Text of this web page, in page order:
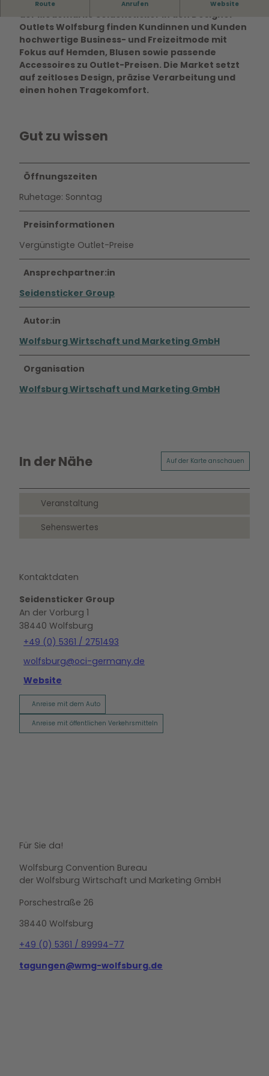
Route Anrufen Website
der Modemarke Seidensticker in den Designer
Outlets Wolfsburg finden Kundinnen und Kunden
hochwertige Business- und Freizeitmode mit
Fokus auf Hemden, Blusen sowie passende
Accessoires zu Outlet-Preisen. Die Market setzt
auf zeitloses Design, präzise Verarbeitung und
einen hohen Tragekomfort.
Gut zu wissen
Öffnungszeiten
Ruhetage: Sonntag
Preisinformationen
Vergünstigte Outlet-Preise
Ansprechpartner:in
Seidensticker Group
Autor:in
Wolfsburg Wirtschaft und Marketing GmbH
Organisation
Wolfsburg Wirtschaft und Marketing GmbH
In der Nähe Auf der Karte anschauen
Veranstaltung
Sehenswertes
Kontaktdaten
Seidensticker Group
An der Vorburg 1
38440 Wolfsburg
+49 (0) 5361 / 2751493
wolfsburg@oci-germany.de
Website
Anreise mit dem Auto
Anreise mit öffentlichen Verkehrsmitteln
Für Sie da!
Wolfsburg Convention Bureau
der Wolfsburg Wirtschaft und Marketing GmbH
Porschestraße 26
38440 Wolfsburg
+49 (0) 5361 / 89994-77
tagungen@wmg-wolfsburg.de